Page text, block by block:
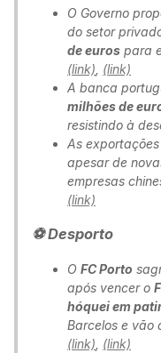
O Governo
do setor
de euros para
(link) (link)
A banca
milhões de
resistindo à
As
apesar de
empresas
(link)
⚽ Desporto
O FC Porto
após vencer o
hóquei em
Barcelos e vão
(link) (link)